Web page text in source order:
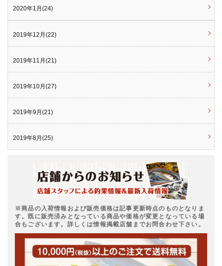
2020年1月(24)
2019年12月(22)
2019年11月(21)
2019年10月(27)
2019年9月(21)
2019年8月(25)
※商品の入荷情報および販売価格は記事更新時点のものとなりま
す。既に販売済みとなっている商品や価格が変更となっている場
合もございます。詳しくは情報掲載店舗までお問合わせ下さい。